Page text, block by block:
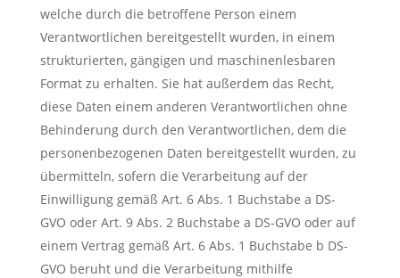
welche durch die betroffene Person einem
Verantwortlichen bereitgestellt wurden, in einem
strukturierten, gängigen und maschinenlesbaren
Format zu erhalten. Sie hat außerdem das Recht,
diese Daten einem anderen Verantwortlichen ohne
Behinderung durch den Verantwortlichen, dem die
personenbezogenen Daten bereitgestellt wurden, zu
übermitteln, sofern die Verarbeitung auf der
Einwilligung gemäß Art. 6 Abs. 1 Buchstabe a DS-
GVO oder Art. 9 Abs. 2 Buchstabe a DS-GVO oder auf
einem Vertrag gemäß Art. 6 Abs. 1 Buchstabe b DS-
GVO beruht und die Verarbeitung mithilfe